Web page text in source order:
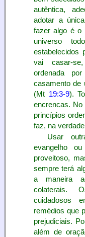
autêntica,
adotar a
fazer algo é o
universo
estabelecidos
vai casar-
ordenada
casamento de
(Mt 19:3-9).
encrencas. No
princípios
faz, na
Usar
evangelho
proveitoso,
sempre terá
a maneira
colaterais.
cuidadosos
remédios que
prejudiciais.
além de